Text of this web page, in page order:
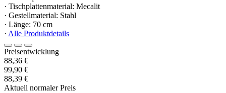
· Tischplattenmaterial: Mecalit
· Gestellmaterial: Stahl
· Länge: 70 cm
· Alle Produktdetails
Preisentwicklung
88,36 €
99,90 €
88,39 €
Aktuell normaler Preis